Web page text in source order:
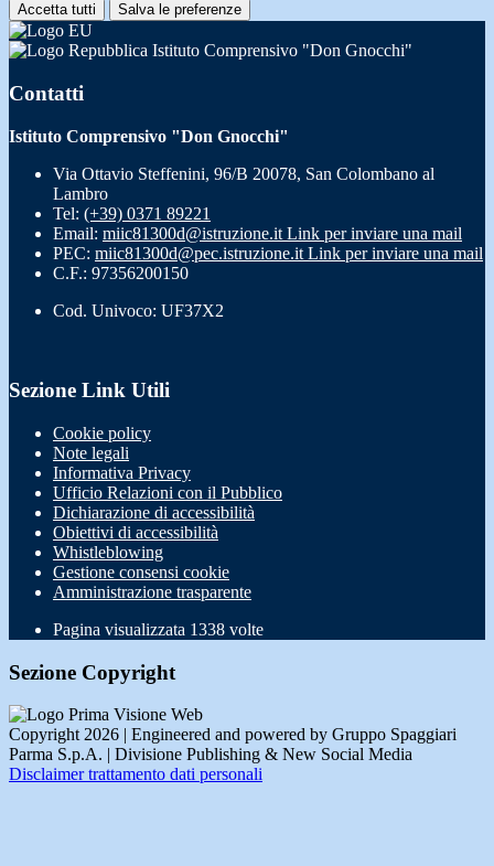
Accetta tutti Salva le preferenze
Istituto Comprensivo "Don Gnocchi"
Contatti
Istituto Comprensivo "Don Gnocchi"
Via Ottavio Steffenini, 96/B 20078, San Colombano al
Lambro
Tel: (+39) 0371 89221
Email: miic81300d@istruzione.it Link per inviare una mail
PEC: miic81300d@pec.istruzione.it Link per inviare una mail
C.F.: 97356200150
Cod. Univoco: UF37X2
Sezione Link Utili
Cookie policy
Note legali
Informativa Privacy
Ufficio Relazioni con il Pubblico
Dichiarazione di accessibilità
Obiettivi di accessibilità
Whistleblowing
Gestione consensi cookie
Amministrazione trasparente
Pagina visualizzata 1338 volte
Sezione Copyright
Copyright 2026 | Engineered and powered by Gruppo Spaggiari
Parma S.p.A. | Divisione Publishing & New Social Media
Disclaimer trattamento dati personali